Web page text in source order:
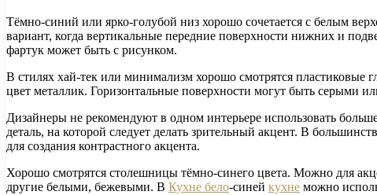
Тёмно-синий или ярко-голубой низ хорошо сочетается с белым
вариант, когда вертикальные передние поверхности нижних и
фартук может быть с рисунком.
В стилях хай-тек или минимализм хорошо смотрятся
цвет металлик. Горизонтальные поверхности могут быть серыми
Дизайнеры не рекомендуют в одном интерьере использовать
деталь, на которой следует делать зрительный акцент. В
для создания контрастного акцента.
Хорошо смотрятся столешницы тёмно-синего цвета. Можно для
другие белыми, бежевыми. В Кухне бело-синей кухне можно